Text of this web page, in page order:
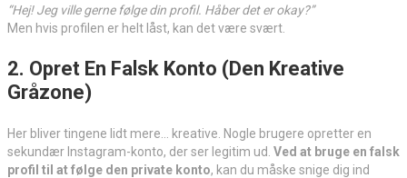
“Hej! Jeg ville gerne følge din profil. Håber det er okay?”
Men hvis profilen er helt låst, kan det være svært.
2. Opret En Falsk Konto (Den Kreative
Gråzone)
Her bliver tingene lidt mere… kreative. Nogle brugere opretter en
sekundær Instagram-konto, der ser legitim ud. Ved at bruge en falsk
profil til at følge den private konto, kan du måske snige dig ind